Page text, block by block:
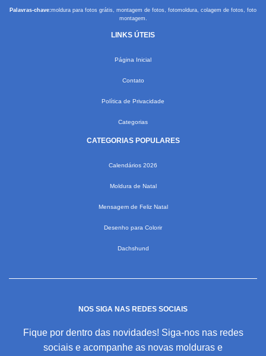
Palavras-chave:moldura para fotos grátis, montagem de fotos, fotomoldura, colagem de fotos, foto
montagem.
LINKS ÚTEIS
Página Inicial
Contato
Política de Privacidade
Categorias
CATEGORIAS POPULARES
Calendários 2026
Moldura de Natal
Mensagem de Feliz Natal
Desenho para Colorir
Dachshund
NOS SIGA NAS REDES SOCIAIS
Fique por dentro das novidades! Siga-nos nas redes
sociais e acompanhe as novas molduras e